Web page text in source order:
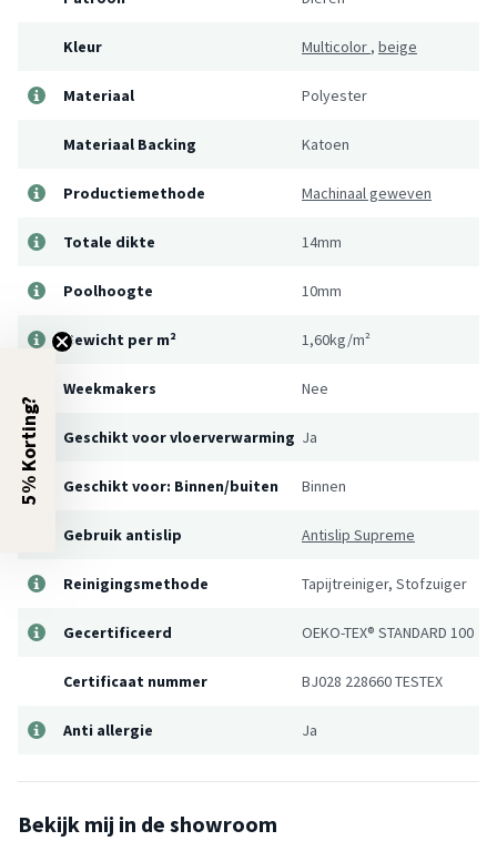
Kleur Multicolor , beige
Materiaal Polyester
Materiaal Backing Katoen
Productiemethode Machinaal geweven
Totale dikte 14mm
Poolhoogte 10mm
Gewicht per m² 1,60kg/m²
Weekmakers Nee
Geschikt voor vloerverwarming Ja
Geschikt voor: Binnen/buiten Binnen
Gebruik antislip Antislip Supreme
Reinigingsmethode Tapijtreiniger, Stofzuiger
Gecertificeerd OEKO-TEX® STANDARD 100
Certificaat nummer BJ028 228660 TESTEX
Anti allergie Ja
Bekijk mij in de showroom
5% Korting?